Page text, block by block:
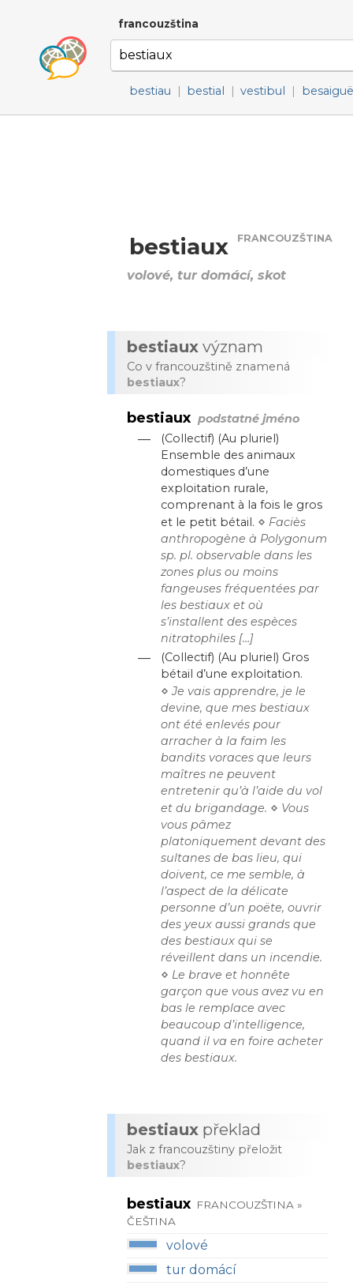
francouzština
bestiau | bestial | vestibul | besaiguë
bestiaux FRANCOUZŠTINA
volové, tur domácí, skot
bestiaux význam
Co v francouzštině znamená
bestiaux?
bestiaux podstatné jméno
—
(Collectif) (Au pluriel)
Ensemble des animaux
domestiques d’une
exploitation rurale,
comprenant à la fois le gros
et le petit bétail. ⋄ Faciès
anthropogène à Polygonum
sp. pl. observable dans les
zones plus ou moins
fangeuses fréquentées par
les bestiaux et où
s’installent des espèces
nitratophiles […]
—
(Collectif) (Au pluriel) Gros
bétail d’une exploitation.
⋄ Je vais apprendre, je le
devine, que mes bestiaux
ont été enlevés pour
arracher à la faim les
bandits voraces que leurs
maîtres ne peuvent
entretenir qu’à l’aide du vol
et du brigandage. ⋄ Vous
vous pâmez
platoniquement devant des
sultanes de bas lieu, qui
doivent, ce me semble, à
l’aspect de la délicate
personne d’un poëte, ouvrir
des yeux aussi grands que
des bestiaux qui se
réveillent dans un incendie.
⋄ Le brave et honnête
garçon que vous avez vu en
bas le remplace avec
beaucoup d’intelligence,
quand il va en foire acheter
des bestiaux.
bestiaux překlad
Jak z francouzštiny přeložit
bestiaux?
bestiaux FRANCOUZŠTINA »
ČEŠTINA
volové
tur domácí